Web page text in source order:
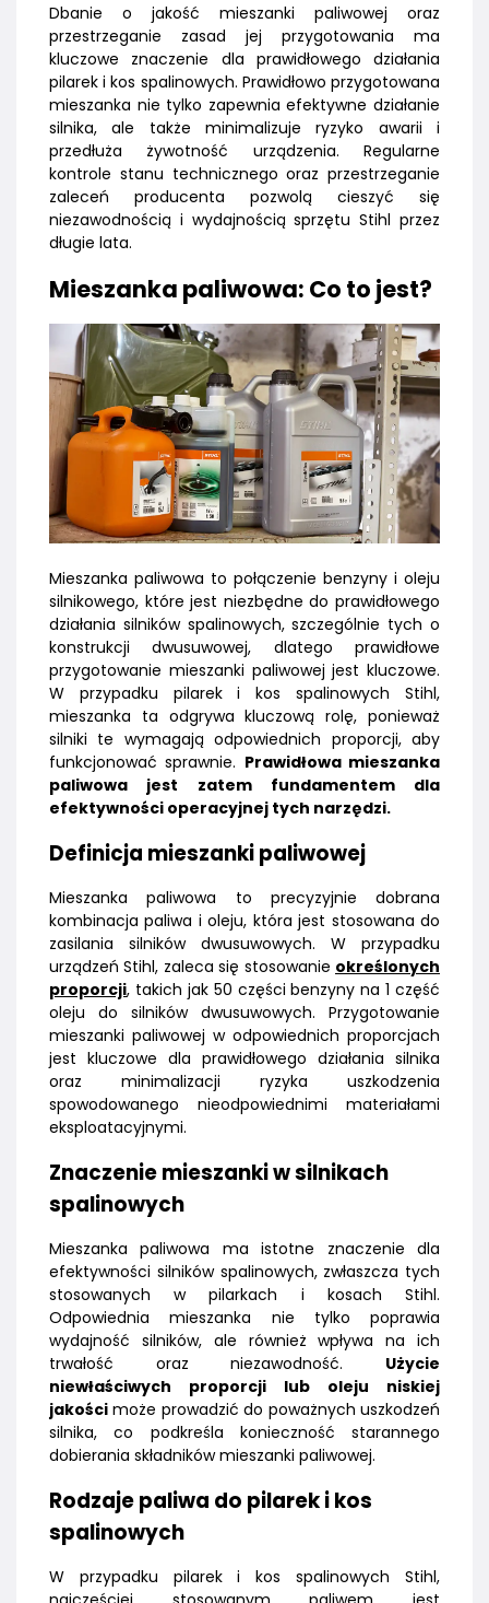
Dbanie o jakość mieszanki paliwowej oraz
przestrzeganie zasad jej przygotowania ma
kluczowe znaczenie dla prawidłowego działania
pilarek i kos spalinowych. Prawidłowo przygotowana
mieszanka nie tylko zapewnia efektywne działanie
silnika, ale także minimalizuje ryzyko awarii i
przedłuża żywotność urządzenia. Regularne
kontrole stanu technicznego oraz przestrzeganie
zaleceń producenta pozwolą cieszyć się
niezawodnością i wydajnością sprzętu Stihl przez
długie lata.
Mieszanka paliwowa: Co to jest?
Mieszanka paliwowa to połączenie benzyny i oleju
silnikowego, które jest niezbędne do prawidłowego
działania silników spalinowych, szczególnie tych o
konstrukcji dwusuwowej, dlatego prawidłowe
przygotowanie mieszanki paliwowej jest kluczowe.
W przypadku pilarek i kos spalinowych Stihl,
mieszanka ta odgrywa kluczową rolę, ponieważ
silniki te wymagają odpowiednich proporcji, aby
funkcjonować sprawnie. Prawidłowa mieszanka
paliwowa jest zatem fundamentem dla
efektywności operacyjnej tych narzędzi.
Definicja mieszanki paliwowej
Mieszanka paliwowa to precyzyjnie dobrana
kombinacja paliwa i oleju, która jest stosowana do
zasilania silników dwusuwowych. W przypadku
urządzeń Stihl, zaleca się stosowanie określonych
proporcji, takich jak 50 części benzyny na 1 część
oleju do silników dwusuwowych. Przygotowanie
mieszanki paliwowej w odpowiednich proporcjach
jest kluczowe dla prawidłowego działania silnika
oraz minimalizacji ryzyka uszkodzenia
spowodowanego nieodpowiednimi materiałami
eksploatacyjnymi.
Znaczenie mieszanki w silnikach
spalinowych
Mieszanka paliwowa ma istotne znaczenie dla
efektywności silników spalinowych, zwłaszcza tych
stosowanych w pilarkach i kosach Stihl.
Odpowiednia mieszanka nie tylko poprawia
wydajność silników, ale również wpływa na ich
trwałość oraz niezawodność. Użycie
niewłaściwych proporcji lub oleju niskiej
jakości może prowadzić do poważnych uszkodzeń
silnika, co podkreśla konieczność starannego
dobierania składników mieszanki paliwowej.
Rodzaje paliwa do pilarek i kos
spalinowych
W przypadku pilarek i kos spalinowych Stihl,